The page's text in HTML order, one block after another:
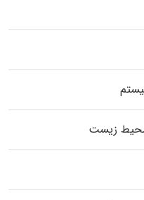
زیست